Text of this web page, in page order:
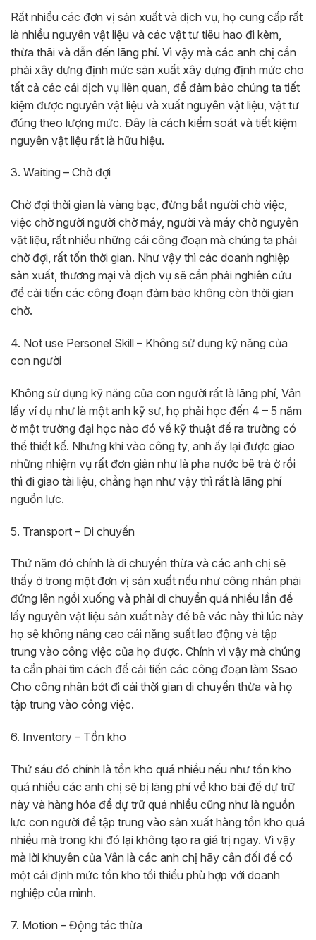
Rất nhiều các đơn vị sản xuất và dịch vụ, họ cung cấp rất
là nhiều nguyên vật liệu và các vật tư tiêu hao đi kèm,
thừa thãi và dẫn đến lãng phí. Vì vậy mà các anh chị cần
phải xây dựng định mức sản xuất xây dựng định mức cho
tất cả các cái dịch vụ liên quan, để đảm bảo chúng ta tiết
kiệm được nguyên vật liệu và xuất nguyên vật liệu, vật tư
đúng theo lượng mức. Đây là cách kiểm soát và tiết kiệm
nguyên vật liệu rất là hữu hiệu.
3. Waiting – Chờ đợi
Chờ đợi thời gian là vàng bạc, đừng bắt người chờ việc,
việc chờ người người chờ máy, người và máy chờ nguyên
vật liệu, rất nhiều những cái công đoạn mà chúng ta phải
chờ đợi, rất tốn thời gian. Như vậy thì các doanh nghiệp
sản xuất, thương mại và dịch vụ sẽ cần phải nghiên cứu
để cải tiến các công đoạn đảm bảo không còn thời gian
chờ.
4. Not use Personel Skill – Không sử dụng kỹ năng của
con người
Không sử dụng kỹ năng của con người rất là lãng phí, Vân
lấy ví dụ như là một anh kỹ sư, họ phải học đến 4 – 5 năm
ờ một trường đại học nào đó về kỹ thuật để ra trường có
thể thiết kế. Nhưng khi vào công ty, anh ấy lại được giao
những nhiệm vụ rất đơn giản như là pha nước bê trà ờ rồi
thì đi giao tài liệu, chẳng hạn như vậy thì rất là lãng phí
nguồn lực.
5. Transport – Di chuyển
Thứ năm đó chính là di chuyển thừa và các anh chị sẽ
thấy ở trong một đơn vị sản xuất nếu như công nhân phải
đứng lên ngồi xuống và phải di chuyển quá nhiều lần để
lấy nguyên vật liệu sản xuất này để bê vác này thì lúc này
họ sẽ không nâng cao cái năng suất lao động và tập
trung vào công việc của họ được. Chính vì vậy mà chúng
ta cần phải tìm cách để cải tiến các công đoạn làm Ssao
Cho công nhân bớt đi cái thời gian di chuyển thừa và họ
tập trung vào công việc.
6. Inventory – Tồn kho
Thứ sáu đó chính là tồn kho quá nhiều nếu như tồn kho
quá nhiều các anh chị sẽ bị lãng phí về kho bãi để dự trữ
này và hàng hóa để dự trữ quá nhiều cũng như là nguồn
lực con người để tập trung vào sản xuất hàng tồn kho quá
nhiều mà trong khi đó lại không tạo ra giá trị ngay. Vì vậy
mà lời khuyên của Vân là các anh chị hãy cân đối để có
một cái định mức tồn kho tối thiểu phù hợp với doanh
nghiệp của mình.
7. Motion – Động tác thừa